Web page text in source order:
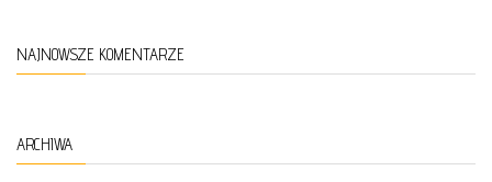
NAJNOWSZE KOMENTARZE
ARCHIWA